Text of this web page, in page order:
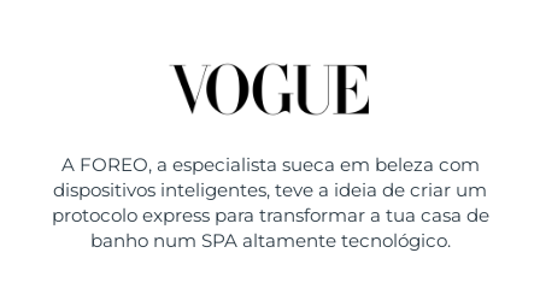
A FOREO, a especialista sueca em beleza com
dispositivos inteligentes, teve a ideia de criar um
protocolo express para transformar a tua casa de
banho num SPA altamente tecnológico.